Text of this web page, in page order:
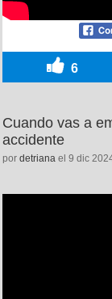
6
Cuando vas a
accidente
por detriana el 9 dic